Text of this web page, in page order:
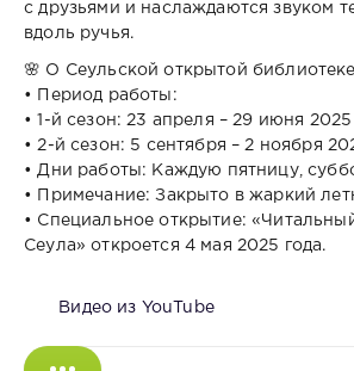
с друзьями и наслаждаются звуком
вдоль ручья.
🌸 О Сеульской открытой
• Период работы:
• 1-й сезон: 23 апреля – 29 июня 2025
• 2-й сезон: 5 сентября – 2 ноября
• Дни работы: Каждую пятницу,
• Примечание: Закрыто в жаркий
• Специальное открытие:
Сеула» откроется 4 мая 2025 года.
Видео из YouTube